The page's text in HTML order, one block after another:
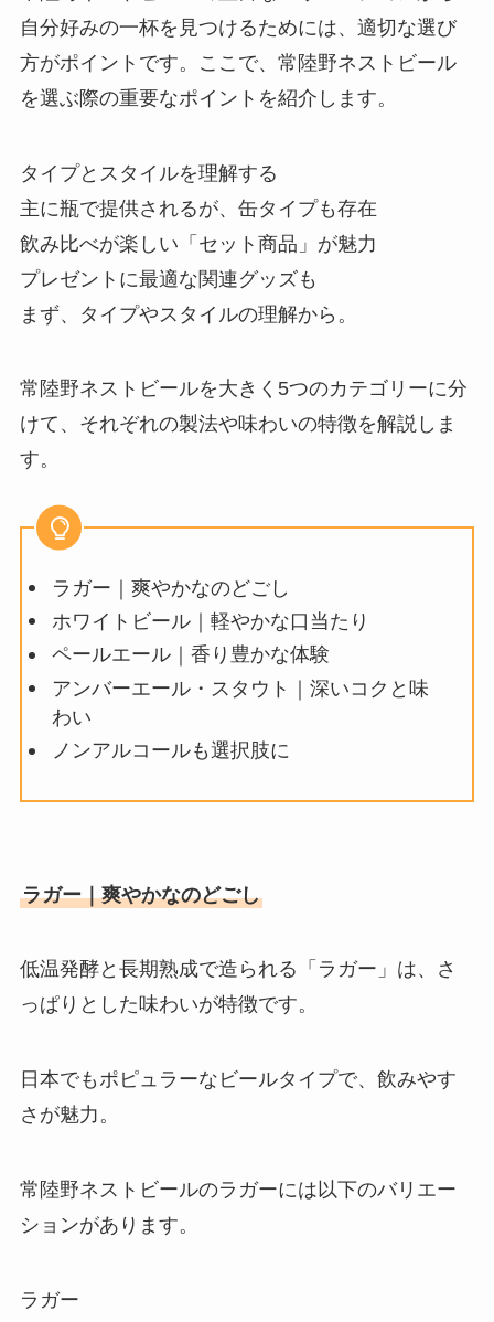
デコふり 販売中止の理由は？青の
代用はなにがある？販売店まとめ
る？通販で買える？
グミチョコ 生産終了の理由は？代
わりのお菓子はどれ？
青い飲み物はコンビニで買える？
こにある？期間限定商品はなにが
あるのか調査！
手に入る？
自分好みの一杯を見つけるためには、適切な選び
方がポイントです。ここで、常陸野ネストビール
を選ぶ際の重要なポイントを紹介します。
タイプとスタイルを理解する
主に瓶で提供されるが、缶タイプも存在
飲み比べが楽しい「セット商品」が魅力
プレゼントに最適な関連グッズも
まず、タイプやスタイルの理解から。
常陸野ネストビールを大きく5つのカテゴリーに分
けて、それぞれの製法や味わいの特徴を解説しま
す。
ラガー｜爽やかなのどごし
ホワイトビール｜軽やかな口当たり
ペールエール｜香り豊かな体験
アンバーエール・スタウト｜深いコクと味
わい
ノンアルコールも選択肢に
ラガー｜爽やかなのどごし
低温発酵と長期熟成で造られる「ラガー」は、さ
っぱりとした味わいが特徴です。
日本でもポピュラーなビールタイプで、飲みやす
さが魅力。
常陸野ネストビールのラガーには以下のバリエー
ションがあります。
ラガー